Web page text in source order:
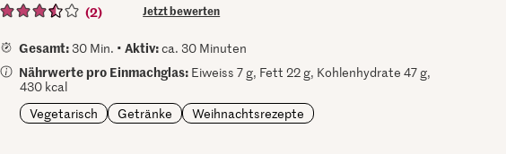
(2) Jetzt bewerten
Gesamt: 30 Min. •Aktiv:ca. 30 Minuten
Nährwerte pro Einmachglas: Eiweiss 7 g, Fett 22 g, Kohlenhydrate 47 g,
430 kcal
Vegetarisch
Getränke Weihnachtsrezepte